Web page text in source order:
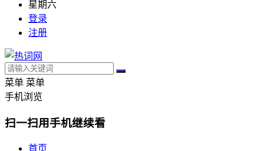
星期六
登录
注册
菜单 菜单
手机浏览
扫一扫用手机继续看
首页